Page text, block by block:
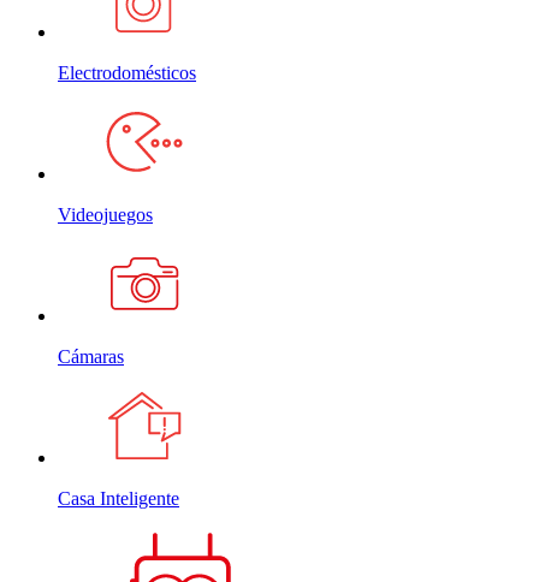
Electrodomésticos
Videojuegos
Cámaras
Casa Inteligente